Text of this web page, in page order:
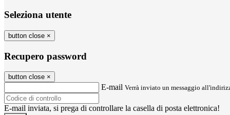
Seleziona utente
button close ×
Recupero password
button close ×
E-mail Verrà inviato un messaggio
E-mail inviata, si prega di controllare la casella di posta elettronica!